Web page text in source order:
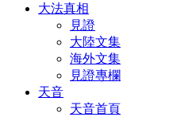
大法真相
見證
大陸文集
海外文集
見證專欄
天音
天音首頁